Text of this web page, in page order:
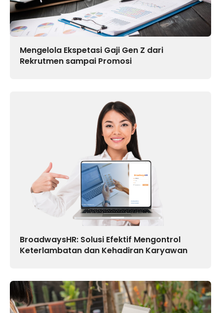
Mengelola Ekspetasi Gaji Gen Z dari
Rekrutmen sampai Promosi
BroadwaysHR: Solusi Efektif Mengontrol
Keterlambatan dan Kehadiran Karyawan